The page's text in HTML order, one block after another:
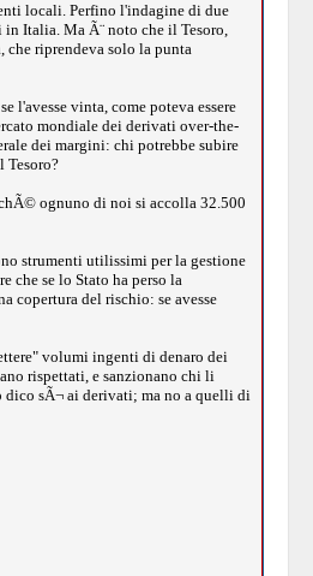
locali. Perfino l'indagine di due
Italia. Ma Ã¨ noto che il Tesoro,
riprendeva solo la punta
l'avesse vinta, come poteva essere
mondiale dei derivati over-the-
dei margini: chi potrebbe subire
Tesoro?
ognuno di noi si accolla 32.500
strumenti utilissimi per la gestione
che se lo Stato ha perso la
copertura del rischio: se avesse
volumi ingenti di denaro dei
rispettati, e sanzionano chi li
dico sÃ¬ ai derivati; ma no a quelli di